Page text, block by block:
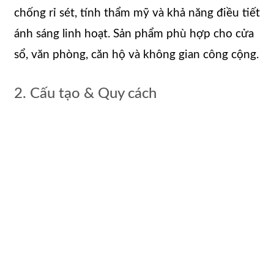
chống rỉ sét, tính thẩm mỹ và khả năng điều tiết
ánh sáng linh hoạt. Sản phẩm phù hợp cho cửa
sổ, văn phòng, căn hộ và không gian công cộng.
2. Cấu tạo & Quy cách